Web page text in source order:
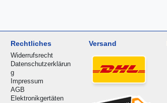
Rechtliches
Widerrufsrecht
Datenschutzerklärun
g
Impressum
AGB
Elektronikgertäten
Versand